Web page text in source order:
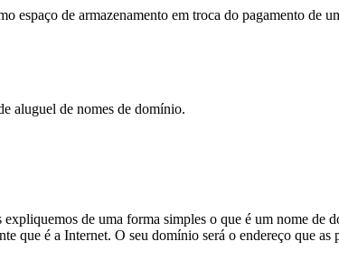
espaço de armazenamento em troca do pagamento de
aluguel de nomes de domínio.
de uma forma simples o que é um nome de
é a Internet. O seu domínio será o endereço que as